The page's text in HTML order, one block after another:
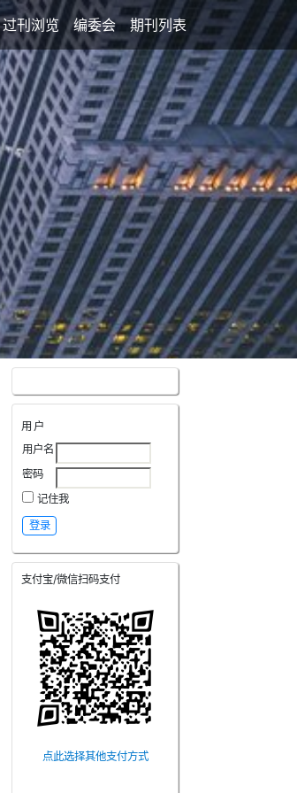
过刊浏览 编委会 期刊列表
用户
用户名
密码
记住我
支付宝/微信扫码支付
点此选择其他支付方式